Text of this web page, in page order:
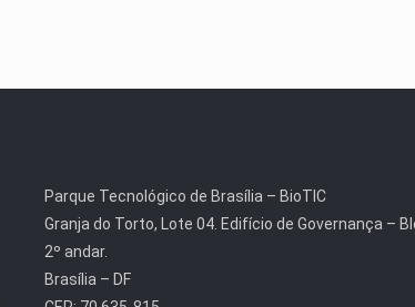
Parque Tecnológico de Brasília – BioTIC
Granja do Torto, Lote 04. Edifício de Governança –
2º andar.
Brasília – DF